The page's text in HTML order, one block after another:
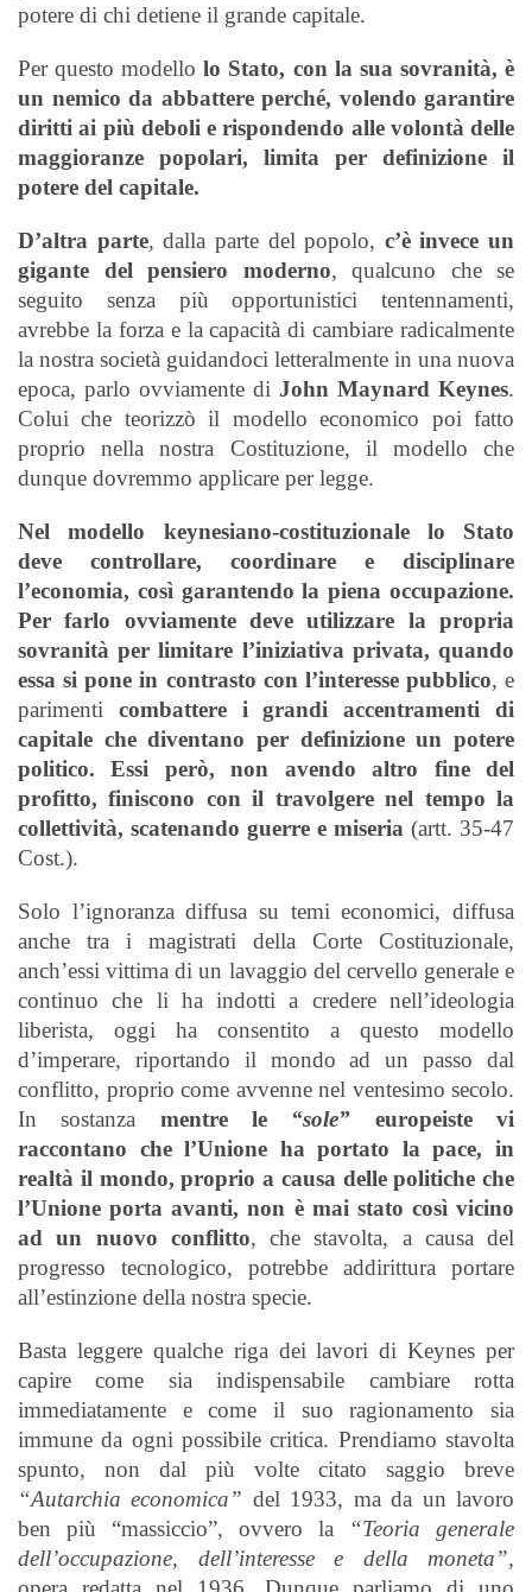
potere di chi detiene il grande capitale.
Per questo modello lo Stato, con la sua sovranità, è
un nemico da abbattere perché, volendo garantire
diritti ai più deboli e rispondendo alle volontà delle
maggioranze popolari, limita per definizione il
potere del capitale.
D’altra parte, dalla parte del popolo, c’è invece un
gigante del pensiero moderno, qualcuno che se
seguito senza più opportunistici tentennamenti,
avrebbe la forza e la capacità di cambiare radicalmente
la nostra società guidandoci letteralmente in una nuova
epoca, parlo ovviamente di John Maynard Keynes.
Colui che teorizzò il modello economico poi fatto
proprio nella nostra Costituzione, il modello che
dunque dovremmo applicare per legge.
Nel modello keynesiano-costituzionale lo Stato
deve controllare, coordinare e disciplinare
l’economia, così garantendo la piena occupazione.
Per farlo ovviamente deve utilizzare la propria
sovranità per limitare l’iniziativa privata, quando
essa si pone in contrasto con l’interesse pubblico, e
parimenti combattere i grandi accentramenti di
capitale che diventano per definizione un potere
politico. Essi però, non avendo altro fine del
profitto, finiscono con il travolgere nel tempo la
collettività, scatenando guerre e miseria (artt. 35-47
Cost.).
Solo l’ignoranza diffusa su temi economici, diffusa
anche tra i magistrati della Corte Costituzionale,
anch’essi vittima di un lavaggio del cervello generale e
continuo che li ha indotti a credere nell’ideologia
liberista, oggi ha consentito a questo modello
d’imperare, riportando il mondo ad un passo dal
conflitto, proprio come avvenne nel ventesimo secolo.
In sostanza mentre le “sole” europeiste vi
raccontano che l’Unione ha portato la pace, in
realtà il mondo, proprio a causa delle politiche che
l’Unione porta avanti, non è mai stato così vicino
ad un nuovo conflitto, che stavolta, a causa del
progresso tecnologico, potrebbe addirittura portare
all’estinzione della nostra specie.
Basta leggere qualche riga dei lavori di Keynes per
capire come sia indispensabile cambiare rotta
immediatamente e come il suo ragionamento sia
immune da ogni possibile critica. Prendiamo stavolta
spunto, non dal più volte citato saggio breve
“Autarchia economica” del 1933, ma da un lavoro
ben più “massiccio”, ovvero la “Teoria generale
dell’occupazione, dell’interesse e della moneta”,